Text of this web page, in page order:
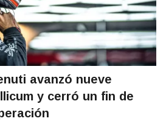
avanzó nueve
y cerró un fin de